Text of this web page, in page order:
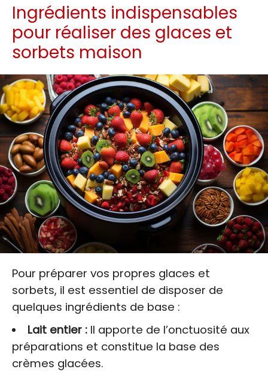
Ingrédients indispensables
pour réaliser des glaces et
sorbets maison
Pour préparer vos propres glaces et
sorbets, il est essentiel de disposer de
quelques ingrédients de base :
Lait entier :Il apporte de l’onctuosité aux
préparations et constitue la base des
crèmes glacées.